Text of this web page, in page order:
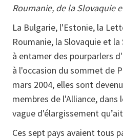
Roumanie, de la Slovaquie
La Bulgarie, l'Estonie, la
Roumanie, la Slovaquie et
à entamer des pourparlers
à l'occasion du sommet de
mars 2004, elles sont
membres de l'Alliance, dans
vague d'élargissement
Ces sept pays avaient tous